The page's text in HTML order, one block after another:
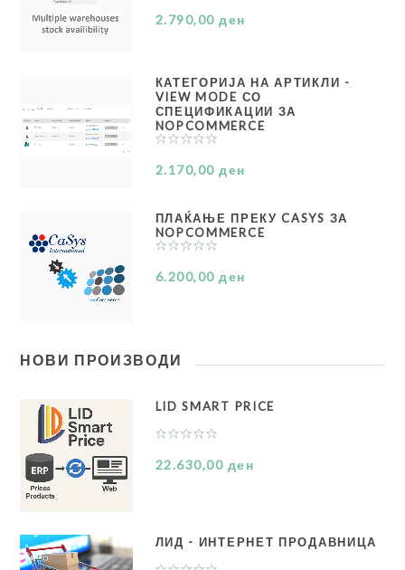
2.790,00 ден
КАТЕГОРИЈА НА АРТИКЛИ -
VIEW MODE СО
СПЕЦИФИКАЦИИ ЗА
NOPCOMMERCE
2.170,00 ден
ПЛАЌАЊЕ ПРЕКУ CASYS ЗА
NOPCOMMERCE
6.200,00 ден
НОВИ ПРОИЗВОДИ
LID SMART PRICE
22.630,00 ден
ЛИД - ИНТЕРНЕТ ПРОДАВНИЦА